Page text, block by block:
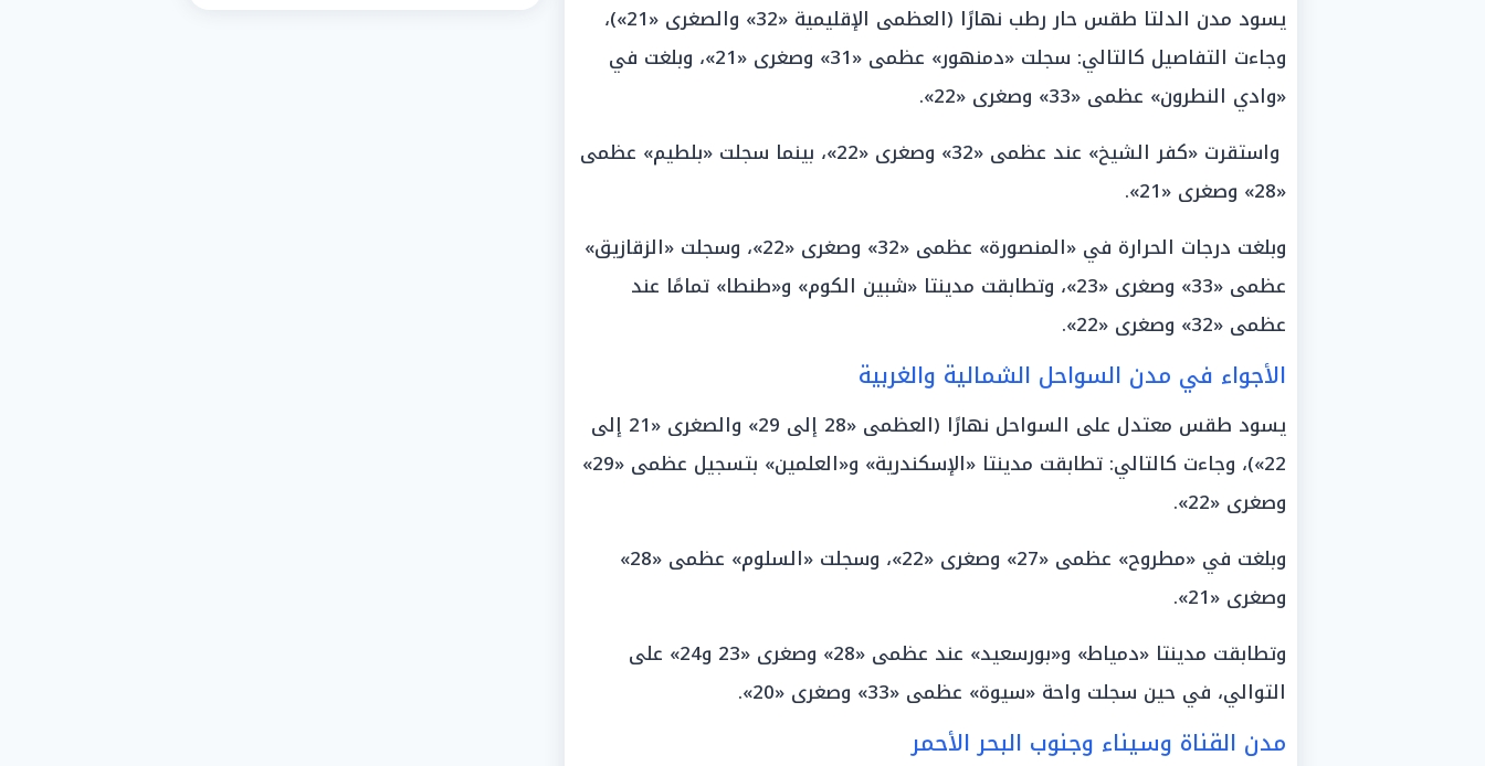
يسود مدن الدلتا طقس حار رطب نهارًا (العظمى الإقليمية «32» والصغرى «21»)،
وجاءت التفاصيل كالتالي: سجلت «دمنهور» عظمى «31» وصغرى «21»، وبلغت في
«وادي النطرون» عظمى «33» وصغرى «22».
واستقرت «كفر الشيخ» عند عظمى «32» وصغرى «22»، بينما سجلت «بلطيم» عظمى
«28» وصغرى «21».
وبلغت درجات الحرارة في «المنصورة» عظمى «32» وصغرى «22»، وسجلت «الزقازيق»
عظمى «33» وصغرى «23»، وتطابقت مدينتا «شبين الكوم» و«طنطا» تمامًا عند
عظمى «32» وصغرى «22».
الأجواء في مدن السواحل الشمالية والغربية
يسود طقس معتدل على السواحل نهارًا (العظمى «28 إلى 29» والصغرى «21 إلى
22»)، وجاءت كالتالي: تطابقت مدينتا «الإسكندرية» و«العلمين» بتسجيل عظمى «29»
وصغرى «22».
وبلغت في «مطروح» عظمى «27» وصغرى «22»، وسجلت «السلوم» عظمى «28»
وصغرى «21».
وتطابقت مدينتا «دمياط» و«بورسعيد» عند عظمى «28» وصغرى «23 و24» على
التوالي، في حين سجلت واحة «سيوة» عظمى «33» وصغرى «20».
مدن القناة وسيناء وجنوب البحر الأحمر